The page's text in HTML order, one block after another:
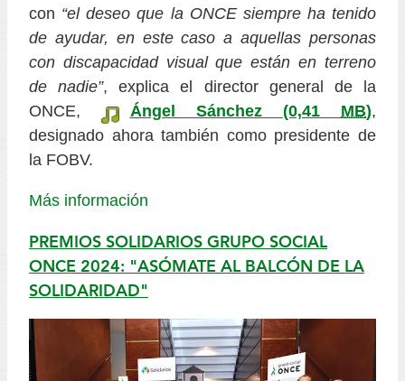
con “el deseo que la ONCE siempre ha tenido
de ayudar, en este caso a aquellas personas
con discapacidad visual que están en terreno
de nadie”, explica el director general de la
ONCE,
Ángel Sánchez (0,41 MB),
designado ahora también como presidente de
la FOBV.
Más información
PREMIOS SOLIDARIOS GRUPO SOCIAL
ONCE 2024: "ASÓMATE AL BALCÓN DE LA
SOLIDARIDAD"